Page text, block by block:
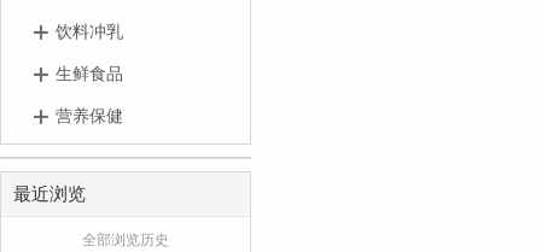
饮料冲乳
生鲜食品
营养保健
最近浏览
全部浏览历史